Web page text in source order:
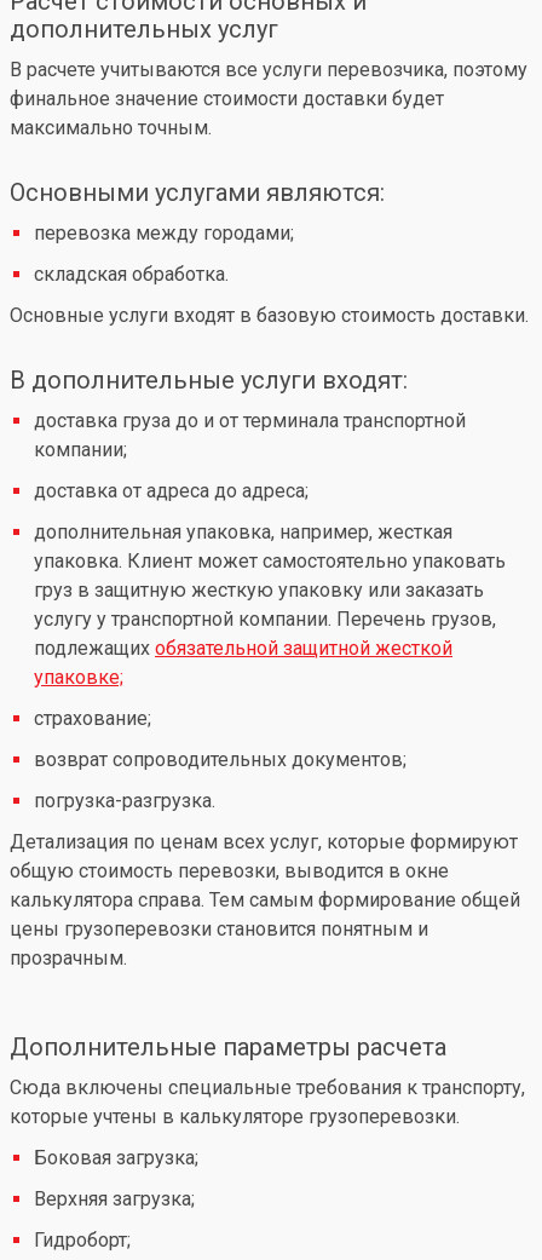
дополнительных услуг
В расчете учитываются все услуги перевозчика, поэтому
финальное значение стоимости доставки будет
максимально точным.
Основными услугами являются:
перевозка между городами;
складская обработка.
Основные услуги входят в базовую стоимость доставки.
В дополнительные услуги входят:
доставка груза до и от терминала транспортной
компании;
доставка от адреса до адреса;
дополнительная упаковка, например, жесткая
упаковка. Клиент может самостоятельно упаковать
груз в защитную жесткую упаковку или заказать
услугу у транспортной компании. Перечень грузов,
подлежащих обязательной защитной жесткой
упаковке;
страхование;
возврат сопроводительных документов;
погрузка-разгрузка.
Детализация по ценам всех услуг, которые формируют
общую стоимость перевозки, выводится в окне
калькулятора справа. Тем самым формирование общей
цены грузоперевозки становится понятным и
прозрачным.
Дополнительные параметры расчета
Сюда включены специальные требования к транспорту,
которые учтены в калькуляторе грузоперевозки.
Боковая загрузка;
Верхняя загрузка;
Гидроборт;